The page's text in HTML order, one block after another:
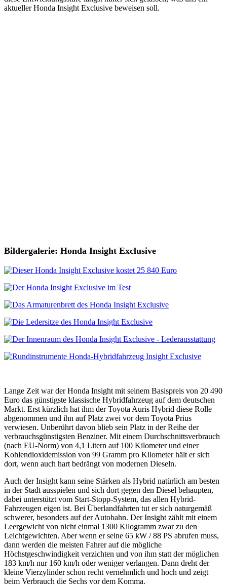
aktueller Honda Insight Exclusive beweisen soll.
Bildergalerie: Honda Insight Exclusive
Lange Zeit war der Honda Insight mit seinem Basispreis von 20 490
Euro das günstigste klassische Hybridfahrzeug auf dem deutschen
Markt. Erst kürzlich hat ihm der Toyota Auris Hybrid diese Rolle
abgenommen und ihn auf Platz zwei vor dem Toyota Prius
verwiesen. Unberührt davon blieb sein Platz in der Reihe der
verbrauchsgünstigsten Benziner. Mit einem Durchschnittsverbrauch
(nach EU-Norm) von 4,1 Litern auf 100 Kilometer und einer
Kohlendioxidemission von 99 Gramm pro Kilometer hält er sich
dort, wenn auch hart bedrängt von modernen Dieseln.
Auch der Insight kann seine Stärken als Hybrid natürlich am besten
in der Stadt ausspielen und sich dort gegen den Diesel behaupten,
dabei unterstützt vom Start-Stopp-System, das allen Hybrid-
Fahrzeugen eigen ist. Bei Überlandfahrten tut er sich naturgemäß
schwerer, besonders auf der Autobahn. Der Insight zählt mit einem
Leergewicht von nicht einmal 1300 Kilogramm zwar zu den
Leichtgewichten. Aber wenn er seine 65 kW / 88 PS abrufen muss,
dann werden die meisten Fahrer auf die mögliche
Höchstgeschwindigkeit verzichten und von ihm statt der möglichen
183 km/h nur 160 km/h oder weniger verlangen. Dann dreht der
kleine Vierzylinder schon recht vernehmlich und hoch und zeigt
beim Verbrauch die Sechs vor dem Komma.